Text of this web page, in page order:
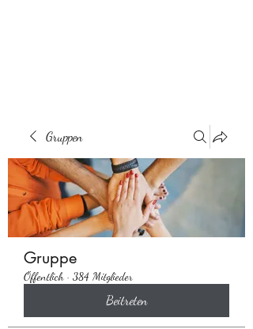
Gruppen
Gruppe
Öffentlich · 384 Mitglieder
Beitreten